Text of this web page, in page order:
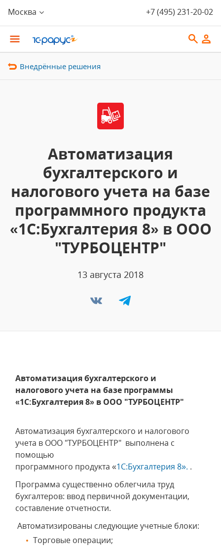
Москва +7 (495) 231-20-02
Внедрённые решения
Автоматизация
бухгалтерского и
налогового учета на базе
программного продукта
«1С:Бухгалтерия 8» в ООО
"ТУРБОЦЕНТР"
13 августа 2018
Автоматизация бухгалтерского и
налогового учета на базе программы
«1С:Бухгалтерия 8» в ООО "ТУРБОЦЕНТР"
Автоматизация бухгалтерского и налогового
учета в ООО "ТУРБОЦЕНТР" выполнена с
помощью
программного продукта «1С:Бухгалтерия 8». .
Программа существенно облегчила труд
бухгалтеров: ввод первичной документации,
составление отчетности.
Автоматизированы следующие учетные блоки:
Торговые операции;